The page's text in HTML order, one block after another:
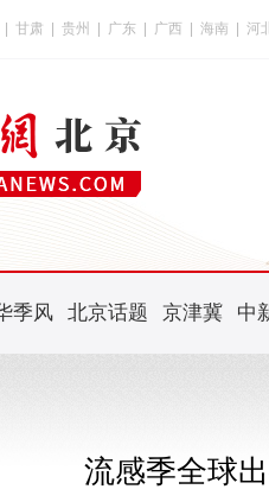
甘肃 贵州 广东 广西 海南 河
季风 北京话题 京津冀 中
流感季全球